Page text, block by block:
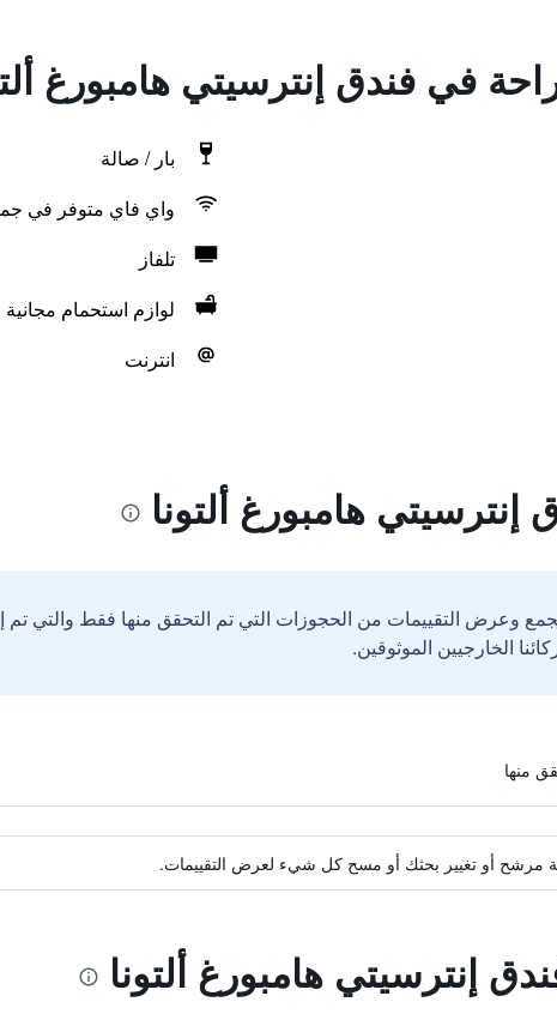
في فندق إنترسيتي هامبورغ
بار / صالة
واي فاي متوفر في
تلفاز
لوازم استحمام مجانية
انترنت
هامبورغ ألتونا
وعرض التقييمات من الحجوزات التي تم التحقق منها فقط والتي
مرشح أو تغيير بحثك أو مسح كل شيء لعرض التقييمات.
إنترسيتي هامبورغ ألتونا